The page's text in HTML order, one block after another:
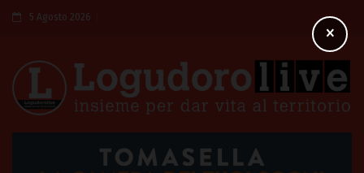
5 Agosto 2026
×